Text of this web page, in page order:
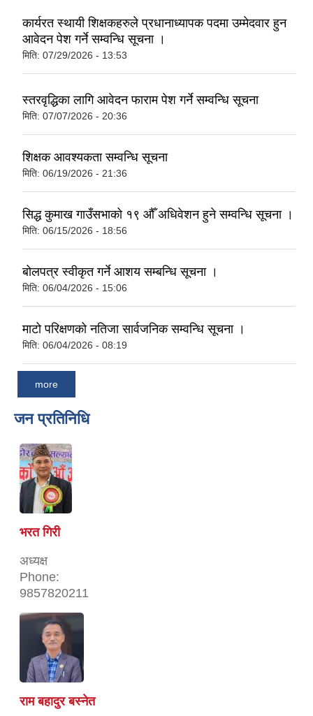
कार्यरत स्थायी शिक्षकहरुले प्रधानाध्यापक पदमा उम्मेदवार हुन
आवेदन पेश गर्ने सम्वन्धि सूचना ।
मिति: 07/29/2026 - 13:53
स्तरवृद्धिका लागि आवेदन फाराम पेश गर्ने सम्वन्धि सूचना
मिति: 07/07/2026 - 20:36
शिक्षक आवश्यकता सम्वन्धि सूचना
मिति: 06/19/2026 - 21:36
सिद्ध कुमाख गाउँसभाको १९ औँ अधिवेशन हुने सम्वन्धि सूचना ।
मिति: 06/15/2026 - 18:56
बोलपत्र स्वीकृत गर्ने आशय सम्बन्धि सूचना ।
मिति: 06/04/2026 - 15:06
माटो परिक्षणको नतिजा सार्वजनिक सम्वन्धि सूचना ।
मिति: 06/04/2026 - 08:19
more
जन प्रतिनिधि
भरत गिरी
अध्यक्ष
Phone:
9857820211
राम बहादुर बस्नेत